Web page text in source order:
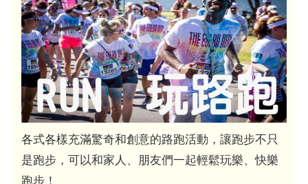
各式各樣充滿驚奇和創意的路跑活動，讓跑步不只
是跑步，可以和家人、朋友們一起輕鬆玩樂、快樂
跑步！